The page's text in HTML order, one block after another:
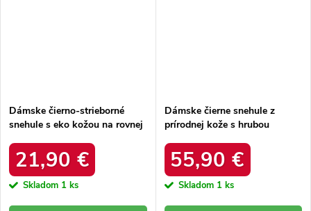
Dámske čierno-strieborné
snehule s eko kožou na rovnej
34586 SREBRNY
21,90 €
Skladom 1 ks
Dámske čierne snehule z
prírodnej kože s hrubou
produktu OO274A206
55,90 €
Skladom 1 ks